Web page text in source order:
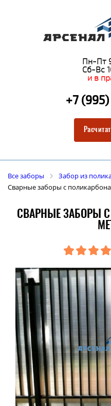
Пн-Пт
Сб-Вс
и в
+7
Все заборы
Забор из
Сварные заборы с
СВАРНЫЕ ЗАБОРЫ